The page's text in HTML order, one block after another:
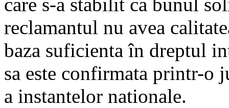
care s-a stabilit ca bunul
reclamantul nu avea
baza suficienta în dreptul
sa este confirmata printr-o
a instantelor nationale.